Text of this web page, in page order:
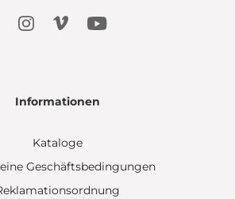
Informationen
Kataloge
Geschäftsbedingungen